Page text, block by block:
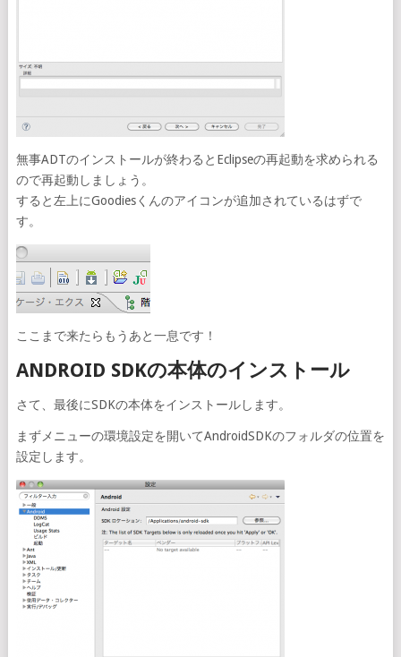
無事ADTのインストールが終わるとEclipseの再起動を求められる
ので再起動しましょう。
すると左上にGoodiesくんのアイコンが追加されているはずで
す。
ここまで来たらもうあと一息です！
ANDROID SDKの本体のインストール
さて、最後にSDKの本体をインストールします。
まずメニューの環境設定を開いてAndroidSDKのフォルダの位置を
設定します。